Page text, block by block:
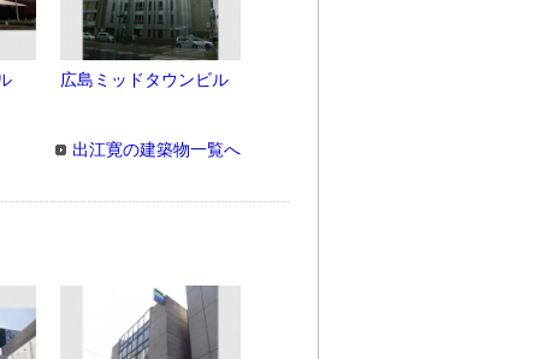
広島ミッドタウンビル
出江寛の建築物一覧へ